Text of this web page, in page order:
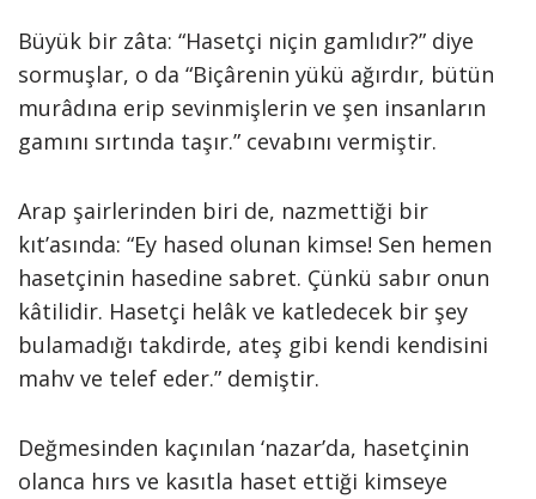
Büyük bir zâta: “Hasetçi niçin gamlıdır?” diye
sormuşlar, o da “Biçârenin yükü ağırdır, bütün
murâdına erip sevinmişlerin ve şen insanların
gamını sırtında taşır.” cevabını vermiştir.
Arap şairlerinden biri de, nazmettiği bir
kıt’asında: “Ey hased olunan kimse! Sen hemen
hasetçinin hasedine sabret. Çünkü sabır onun
kâtilidir. Hasetçi helâk ve katledecek bir şey
bulamadığı takdirde, ateş gibi kendi kendisini
mahv ve telef eder.” demiştir.
Değmesinden kaçınılan ‘nazar’da, hasetçinin
olanca hırs ve kasıtla haset ettiği kimseye